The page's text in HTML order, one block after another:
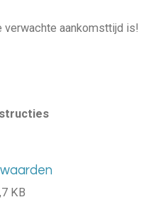
verwachte aankomsttijd is!
KB